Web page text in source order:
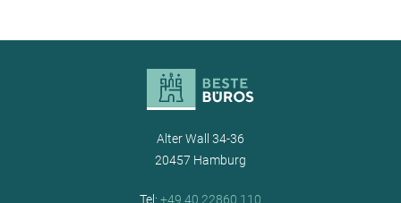
Alter Wall 34-36
20457 Hamburg
Tel: +49 40 22860 110